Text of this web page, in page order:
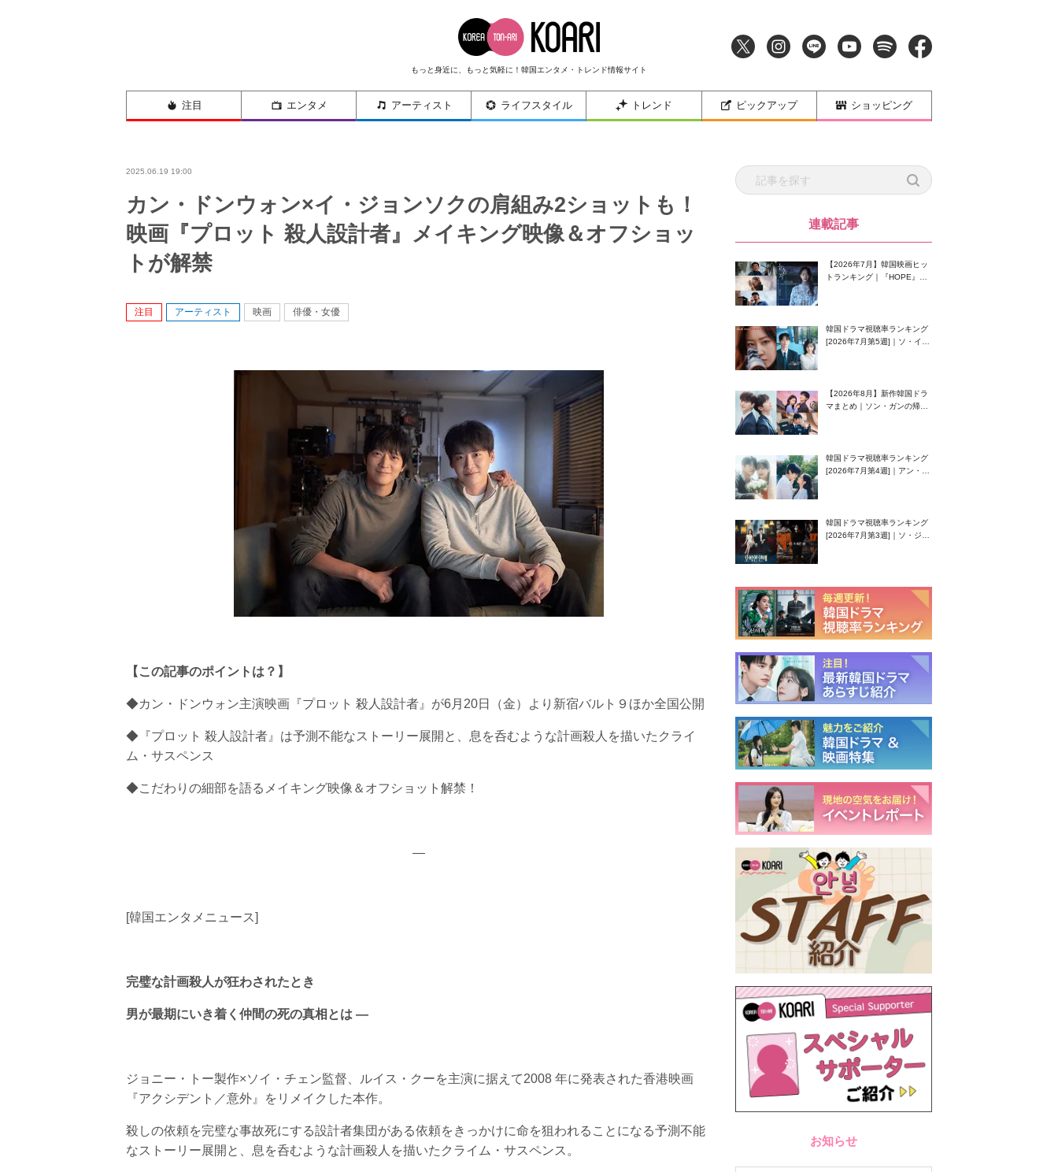
もっと身近に、もっと気軽に！韓国エンタメ・トレンド情報サイト
注目 エンタメ アーティスト ライフスタイル トレンド ピックアップ ショッピング
2025.06.19 19:00
カン・ドンウォン×イ・ジョンソクの肩組み2ショットも！
映画『プロット 殺人設計者』メイキング映像＆オフショッ
トが解禁
注目 アーティスト 映画 俳優・女優
【この記事のポイントは？】
◆カン・ドンウォン主演映画『プロット 殺人設計者』が6月20日（金）より新宿バルト９ほか全国公開
◆『プロット 殺人設計者』は予測不能なストーリー展開と、息を呑むような計画殺人を描いたクライ
ム・サスペンス
◆こだわりの細部を語るメイキング映像＆オフショット解禁！
—
[韓国エンタメニュース]
完璧な計画殺人が狂わされたとき
男が最期にいき着く仲間の死の真相とは ―
ジョニー・トー製作×ソイ・チェン監督、ルイス・クーを主演に据えて2008 年に発表された香港映画
『アクシデント／意外』をリメイクした本作。
殺しの依頼を完璧な事故死にする設計者集団がある依頼をきっかけに命を狙われることになる予測不能
なストーリー展開と、息を呑むような計画殺人を描いたクライム・サスペンス。
連載記事
【2026年7月】韓国映画ヒッ
トランキング｜『HOPE』が
韓国ドラマ視聴率ランキング
[2026年7月第5週]｜ソ・イン
【2026年8月】新作韓国ドラ
マまとめ｜ソン・ガンの帰
韓国ドラマ視聴率ランキング
[2026年7月第4週]｜アン・ヒ
韓国ドラマ視聴率ランキング
[2026年7月第3週]｜ソ・ジソ
お知らせ